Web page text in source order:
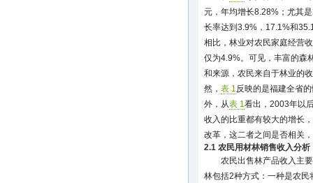
元，年均增长8.28%；尤其
长率达到3.9%，17.1%和
相比，林业对农民家庭经营
仅为4.9%。可见，丰富的森
和来源，农民来自于林业的
然， 表 1反映的是福建全省
外，从表 1看出，2003年以
收入的比重都有较大的增长
改革，这二者之间是否相关
2.1 农民用材林销售收入分析
农民出售林产品收入主
林包括2种方式：一种是农